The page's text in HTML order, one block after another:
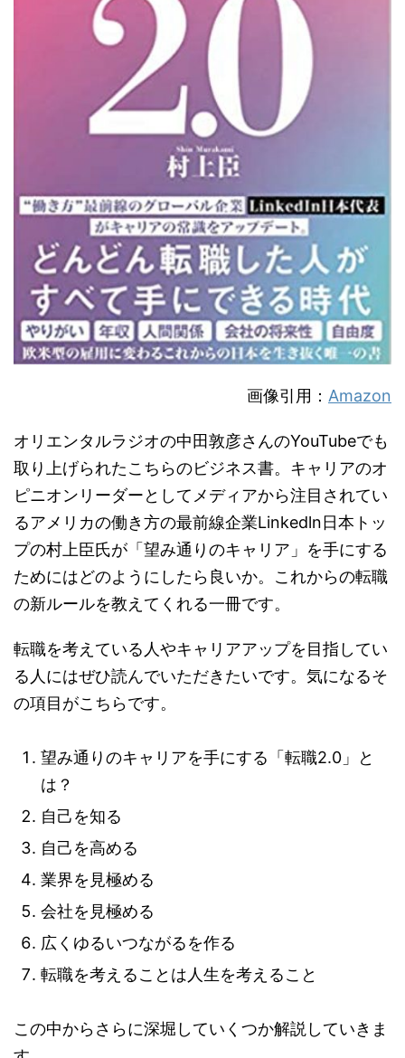
画像引用： Amazon
オリエンタルラジオの中田敦彦さんのYouTubeでも
取り上げられたこちらのビジネス書。キャリアのオ
ピニオンリーダーとしてメディアから注目されてい
るアメリカの働き方の最前線企業Linkedln日本トッ
プの村上臣氏が「望み通りのキャリア」を手にする
ためにはどのようにしたら良いか。これからの転職
の新ルールを教えてくれる一冊です。
転職を考えている人やキャリアアップを目指してい
る人にはぜひ読んでいただきたいです。気になるそ
の項目がこちらです。
望み通りのキャリアを手にする「転職2.0」と
は？
自己を知る
自己を高める
業界を見極める
会社を見極める
広くゆるいつながるを作る
転職を考えることは人生を考えること
この中からさらに深堀していくつか解説していきま